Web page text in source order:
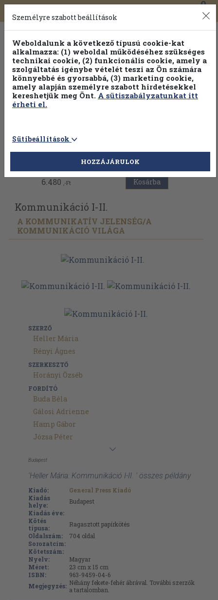
Toggle
navigation
0
Vissza az előző oldalra
6.480 ,-Ft Kosárba
Kommunikáció I-II.
A KOMMUNIKATÍV JELENSÉG/A
KOMMUNIKÁCIÓ VILÁGA
SZERZŐ
Heller Mária
Rényi Ágnes
SZERKESZTŐ
Horányi Özséb
FORDÍTÓ
Buda Béla
Gálosi Adrienne
Hamp Gábor
Józsa Péter
Budapest
'Heller Mária: Kommunikáció I-II. ' összes példány
Kiadó:
General Press Kiadó
Kiadás
helye:
Budapest
Kiadás éve:
Kötés
típusa:
Ragasztott papírkötés
Oldalszám:
704 oldal
Sorozatcím:
Kötetszám:
Nyelv:
Magyar
Méret:
23 cm x 15 cm
ISBN:
963-9459-04-6
Megjegyzés: Néhány fekete-fehér ábrával. További szerzők
a tartalomban.
Személyre szabott beállítások
Weboldalunk a következő típusú cookie-kat
alkalmazza: (1) weboldal működéséhez szükséges
technikai cookie, (2) funkcionális cookie, amely a
szolgáltatás igénybe vételét teszi az Ön számára
könnyebbé és gyorsabbá, (3) marketing cookie,
amely alapján személyre szabott hirdetésekkel
kereshetjük meg Önt. A sütiszabályzatunkat itt
érheti el.
Sütibeállítások
HOZZÁJÁRULOK